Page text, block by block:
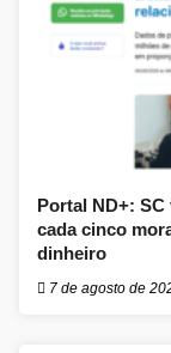
Portal ND+: SC
cada cinco
dinheiro
7 de agosto de